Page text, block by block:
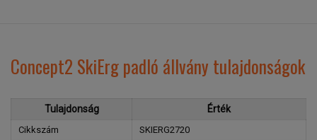
Concept2 SkiErg padló állvány tulajdonságok
Tulajdonság Érték
Cikkszám
SKIERG2720